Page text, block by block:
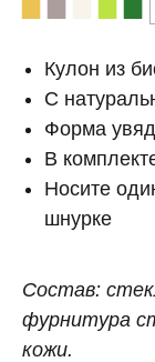
Кулон из
С
Форма
В
Носите
шнурке
Состав:
фурнитура
кожи.